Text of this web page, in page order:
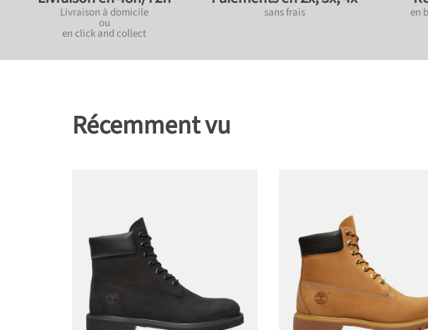
Livraison à domicile
ou
en click and collect
sans frais en
Récemment vu